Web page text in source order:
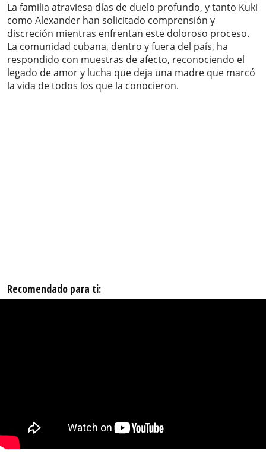
La familia atraviesa días de duelo profundo, y tanto Kuki
como Alexander han solicitado comprensión y
discreción mientras enfrentan este doloroso proceso.
La comunidad cubana, dentro y fuera del país, ha
respondido con muestras de afecto, reconociendo el
legado de amor y lucha que deja una madre que marcó
la vida de todos los que la conocieron.
Recomendado para ti: